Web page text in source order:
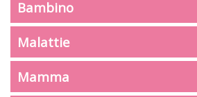
Bambino
Malattie
Mamma